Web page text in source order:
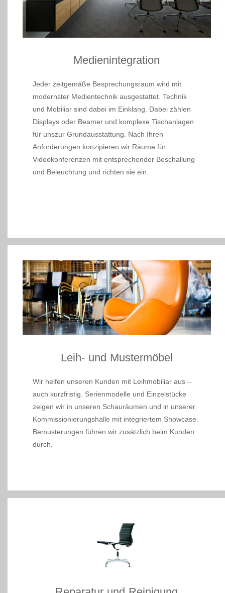
Medienintegration
Jeder zeitgemäße Besprechungsraum wird mit
modernster Medientechnik ausgestattet. Technik
und Mobiliar sind dabei im Einklang. Dabei zählen
Displays oder Beamer und komplexe Tischanlagen
für unszur Grundausstattung. Nach Ihren
Anforderungen konzipieren wir Räume für
Videokonferenzen mit entsprechender Beschallung
und Beleuchtung und richten sie ein.
Leih- und Mustermöbel
Wir helfen unseren Kunden mit Leihmobiliar aus –
auch kurzfristig. Serienmodelle und Einzelstücke
zeigen wir in unseren Schauräumen und in unserer
Kommissionierungshalle mit integriertem Showcase.
Bemusterungen führen wir zusätzlich beim Kunden
durch.